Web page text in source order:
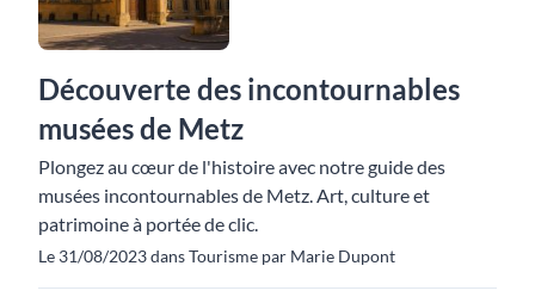
Découverte des incontournables
musées de Metz
Plongez au cœur de l'histoire avec notre guide des
musées incontournables de Metz. Art, culture et
patrimoine à portée de clic.
Le 31/08/2023 dans Tourisme par Marie Dupont